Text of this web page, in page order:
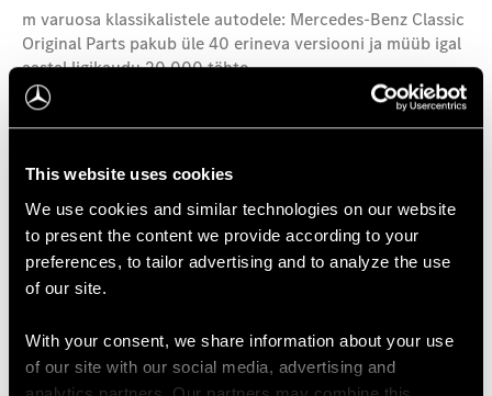
This website uses cookies
We use cookies and similar technologies on our website
to present the content we provide according to your
preferences, to tailor advertising and to analyze the use
of our site.
With your consent, we share information about your use
of our site with our social media, advertising and
m varuosa klassikalistele autodele: Mercedes‑Benz Classic
Original Parts pakub üle 40 erineva versiooni ja müüb igal
aastal ligikaudu 20 000 tähte.